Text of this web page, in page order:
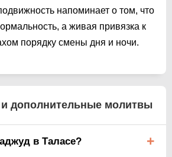
напоминaет о том, что
а живая привязка к
порядку смены дня и ночи.
дополнительные молитвы
в Таласе?